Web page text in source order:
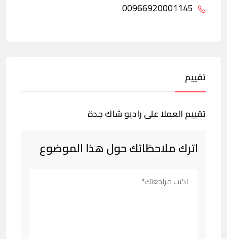
تقييم
تقييم العملا على راديو شاك جدة
اترك ملاحظاتك حول هذا الموضوع